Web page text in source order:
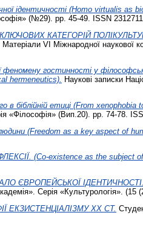
ідентичності (Homo virtualis as
(№29). pp. 45-49. ISSN
КАТЕГОРІЙ
VI Міжнародної наукової
феномену гостинності у
hermeneutics). Наукові записки
в біблійній етиці (From
«Філософія» (Вип.20). pp. 74-78.
(Freedom as a key aspect of
(Co-existence as the subject of
ЄВРОПЕЙСЬКОЇ ІДЕНТИЧНОСТІ.
Серія «Культурологія». (15
ЕКЗИСТЕНЦІАЛІЗМУ XX СТ.